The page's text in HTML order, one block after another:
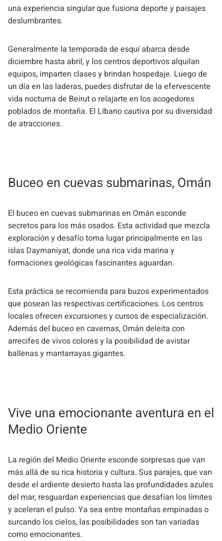
una experiencia singular que fusiona deporte y paisajes
deslumbrantes.
Generalmente la temporada de esquí abarca desde
diciembre hasta abril, y los centros deportivos alquilan
equipos, imparten clases y brindan hospedaje. Luego de
un día en las laderas, puedes disfrutar de la efervescente
vida nocturna de Beirut o relajarte en los acogedores
poblados de montaña. El Líbano cautiva por su diversidad
de atracciones.
Buceo en cuevas submarinas, Omán
El buceo en cuevas submarinas en Omán esconde
secretos para los más osados. Esta actividad que mezcla
exploración y desafío toma lugar principalmente en las
islas Daymaniyat, donde una rica vida marina y
formaciones geológicas fascinantes aguardan.
Esta práctica se recomienda para buzos experimentados
que posean las respectivas certificaciones. Los centros
locales ofrecen excursiones y cursos de especialización.
Además del buceo en cavernas, Omán deleita con
arrecifes de vivos colores y la posibilidad de avistar
ballenas y mantarrayas gigantes.
Vive una emocionante aventura en el
Medio Oriente
La región del Medio Oriente esconde sorpresas que van
más allá de su rica historia y cultura. Sus parajes, que van
desde el ardiente desierto hasta las profundidades azules
del mar, resguardan experiencias que desafían los límites
y aceleran el pulso. Ya sea entre montañas empinadas o
surcando los cielos, las posibilidades son tan variadas
como emocionantes.